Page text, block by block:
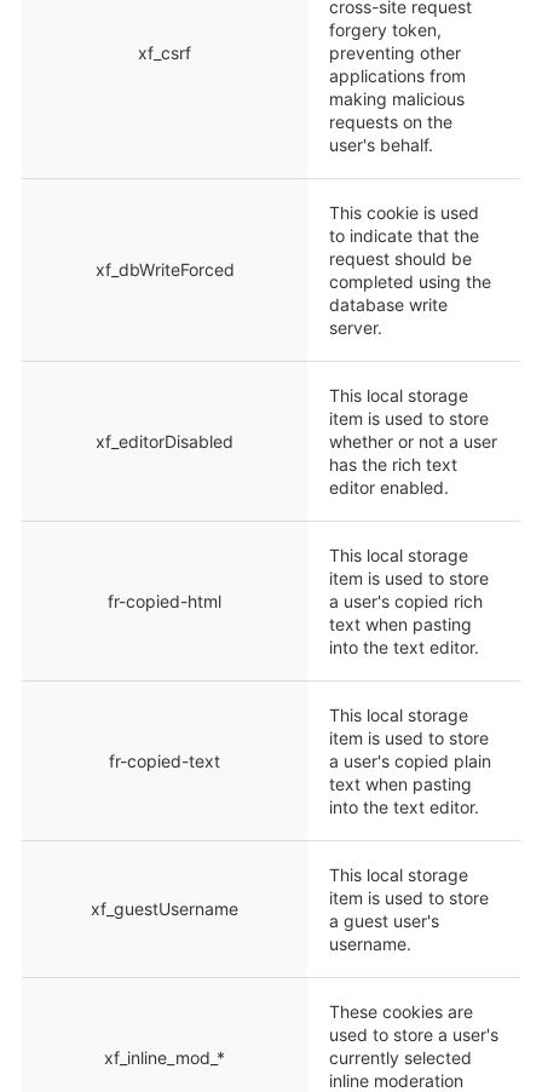
xf_csrf
cross-site request
forgery token,
preventing other
applications from
making malicious
requests on the
user's behalf.
xf_dbWriteForced
This cookie is used
to indicate that the
request should be
completed using the
database write
server.
xf_editorDisabled
This local storage
item is used to store
whether or not a user
has the rich text
editor enabled.
fr-copied-html
This local storage
item is used to store
a user's copied rich
text when pasting
into the text editor.
fr-copied-text
This local storage
item is used to store
a user's copied plain
text when pasting
into the text editor.
xf_guestUsername
This local storage
item is used to store
a guest user's
username.
xf_inline_mod_*
These cookies are
used to store a user's
currently selected
inline moderation